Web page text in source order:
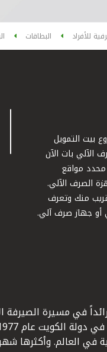
للأفراد البطاقات
بيت التمويل
الآلي بات الآن
مواقع
الصرف الآلي.
منك وتعرف
جهاز صرف آلي.
في مسيرة الصيرفة
في العالم. وأكثرها